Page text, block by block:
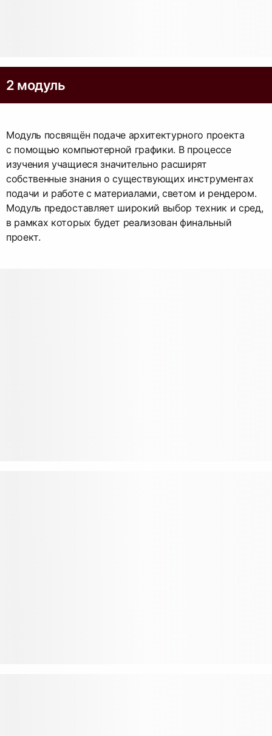
2 модуль
Модуль посвящён подаче архитектурного проекта
с помощью компьютерной графики. В процессе
изучения учащиеся значительно расширят
собственные знания о существующих инструментах
подачи и работе с материалами, светом и рендером.
Модуль предоставляет широкий выбор техник и сред,
в рамках которых будет реализован финальный
проект.